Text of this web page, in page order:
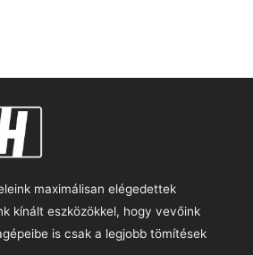
maximálisan elégedettek
kínált eszközökkel, hogy vevőink
is csak a legjobb tömítések